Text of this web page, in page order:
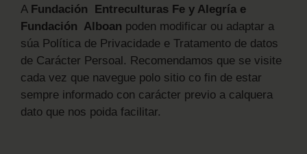
A Fundación Entreculturas Fe y Alegría e
Fundación Alboan poden modificar ou adaptar a
súa Política de Privacidade e Tratamento de datos
de Carácter Persoal. Recomendamos que se visite
cada vez que navegue polo sitio co fin de estar
sempre informado con carácter previo a calquera
dato que nos poida facilitar.